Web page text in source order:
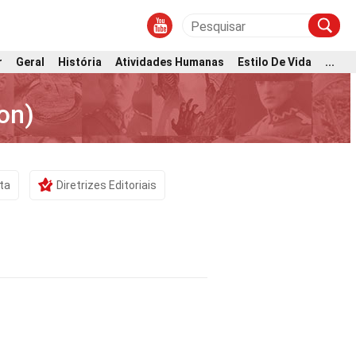
Geral História Atividades Humanas Estilo De Vida ...
Diretrizes Editoriais